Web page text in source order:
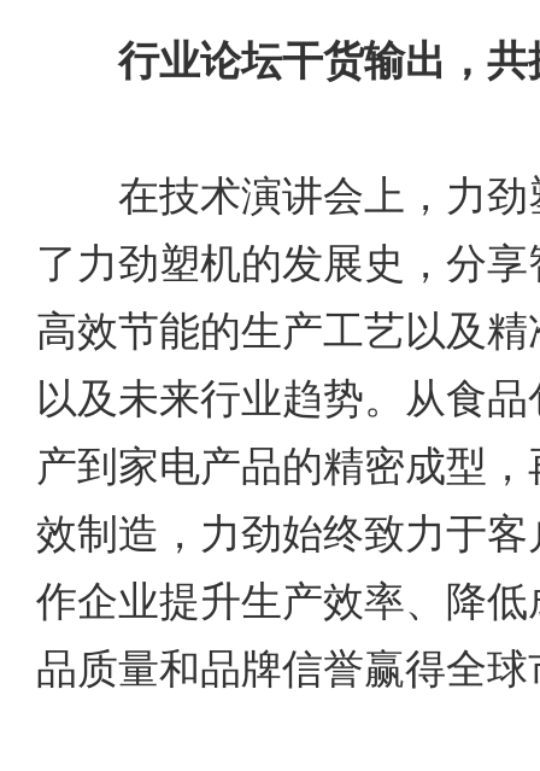
行业论坛干货输出，
在技术演讲会上，力劲
了力劲塑机的发展史，分
高效节能的生产工艺以及
以及未来行业趋势。从食
产到家电产品的精密成型
效制造，力劲始终致力于
作企业提升生产效率、降
品质量和品牌信誉赢得全球